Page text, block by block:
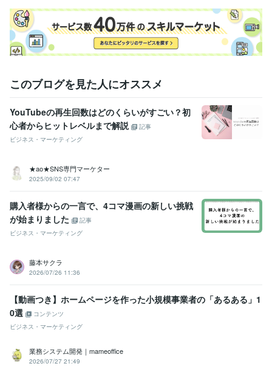
このブログを見た人にオススメ
YouTubeの再生回数はどのくらいがすごい？初
心者からヒットレベルまで解説
記事
ビジネス・マーケティング
★ao★SNS専門マーケター
2025/09/02 07:47
購入者様からの一言で、4コマ漫画の新しい挑戦
が始まりました
記事
ビジネス・マーケティング
藤本サクラ
2026/07/26 11:36
【動画つき】ホームページを作った小規模事業者の「あるある」1
0選
コンテンツ
ビジネス・マーケティング
業務システム開発｜mameoffice
2026/07/27 21:49